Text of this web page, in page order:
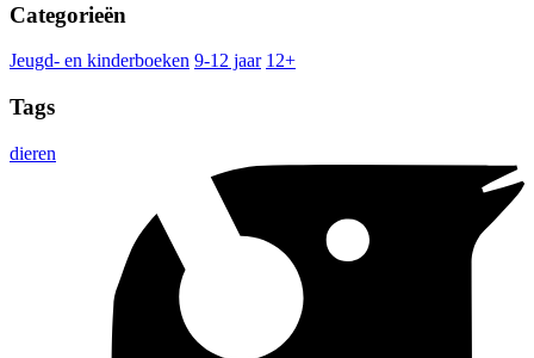
Categorieën
Jeugd- en kinderboeken 9-12 jaar 12+
Tags
dieren